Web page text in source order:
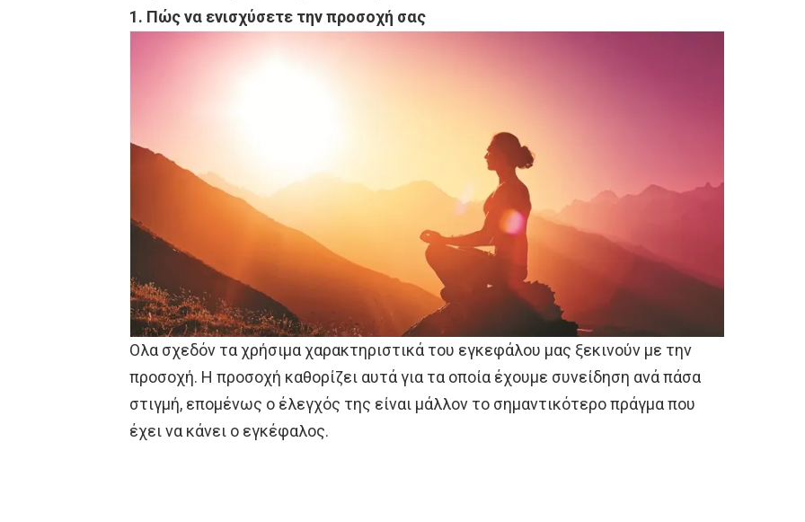
1. Πώς να ενισχύσετε την προσοχή σας
Ολα σχεδόν τα χρήσιμα χαρακτηριστικά του εγκεφάλου μας ξεκινούν με την
προσοχή. Η προσοχή καθορίζει αυτά για τα οποία έχουμε συνείδηση ανά πάσα
στιγμή, επομένως ο έλεγχός της είναι μάλλον το σημαντικότερο πράγμα που
έχει να κάνει ο εγκέφαλος.